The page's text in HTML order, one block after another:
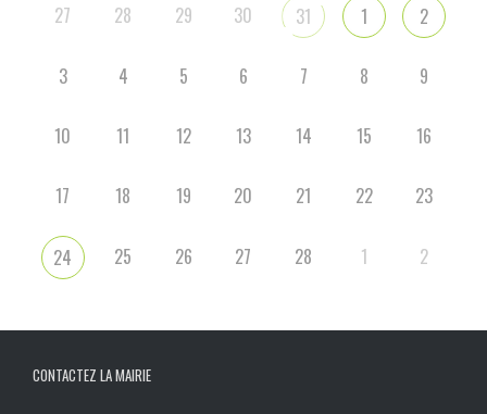
27
28 29 30 31 1 2
3 4 5 6 7 8 9
10 11 12 13 14 15 16
17 18 19 20 21 22 23
24 25 26 27 28 1 2
CONTACTEZ LA MAIRIE